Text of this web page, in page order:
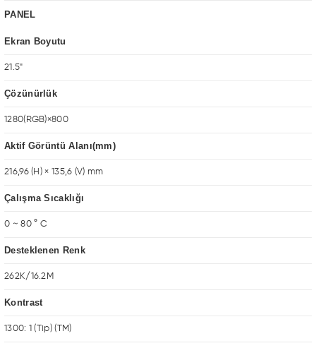
PANEL
Ekran Boyutu
21.5"
Çözünürlük
1280(RGB)×800
Aktif Görüntü Alanı(mm)
216,96 (H) × 135,6 (V) mm
Çalışma Sıcaklığı
0 ~ 80 ° C
Desteklenen Renk
262K/16.2M
Kontrast
1300: 1 (Tip) (TM)